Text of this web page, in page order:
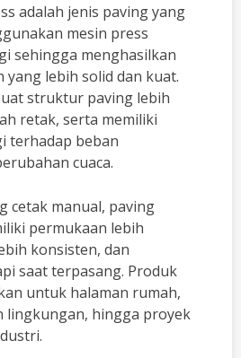
adalah jenis paving yang
mesin press
sehingga menghasilkan
yang lebih solid dan kuat.
struktur paving lebih
retak, serta memiliki
terhadap beban
cuaca.
cetak manual, paving
permukaan lebih
konsisten, dan
saat terpasang. Produk
untuk halaman rumah,
lingkungan, hingga proyek